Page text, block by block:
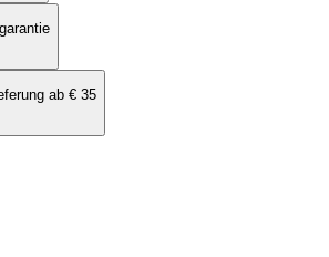
ab € 35